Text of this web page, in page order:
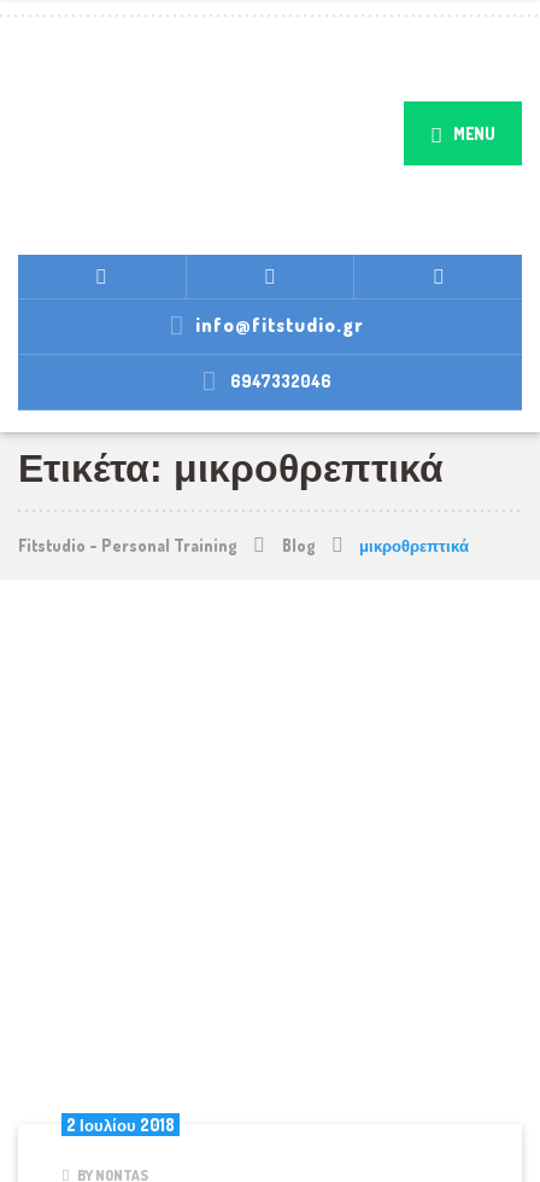
MENU
info@fitstudio.gr
6947332046
Ετικέτα: μικροθρεπτικά
Fitstudio - Personal Training Blog μικροθρεπτικά
2 Ιουλίου 2018
BY NONTAS